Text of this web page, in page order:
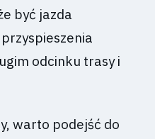
być jazda
odcinku trasy i
warto podejść do